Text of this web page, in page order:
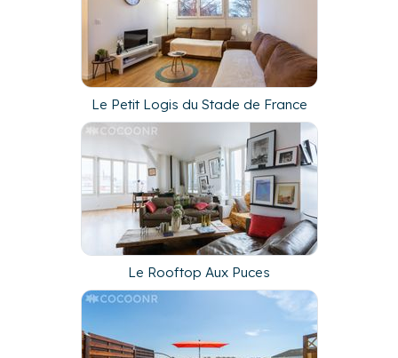
Le Petit Logis du Stade de France
Le Rooftop Aux Puces